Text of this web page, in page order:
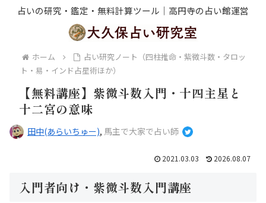
占いの研究・鑑定・無料計算ツール｜高円寺の占い館運営
ホーム
占い研究ノート（四柱推命・紫微斗数・タロッ
ト・易・インド占星術ほか）
【無料講座】紫微斗数入門・十四主星と
十二宮の意味
田中(あらいちゅー), 馬主で大家で占い師
2021.03.03 2026.08.07
入門者向け・紫微斗数入門講座